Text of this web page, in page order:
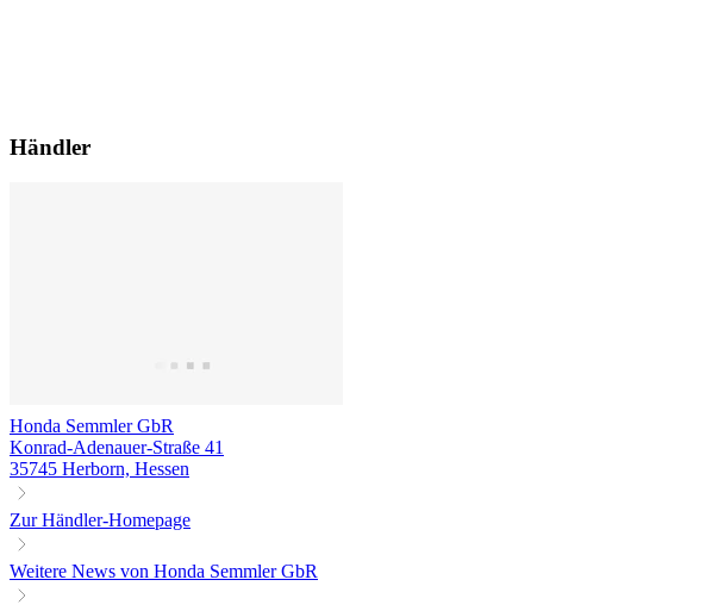
Händler
Honda Semmler GbR
Konrad-Adenauer-Straße 41
35745 Herborn, Hessen
Zur Händler-Homepage
Weitere News von Honda Semmler GbR